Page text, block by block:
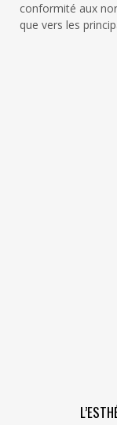
conformité aux
que vers les